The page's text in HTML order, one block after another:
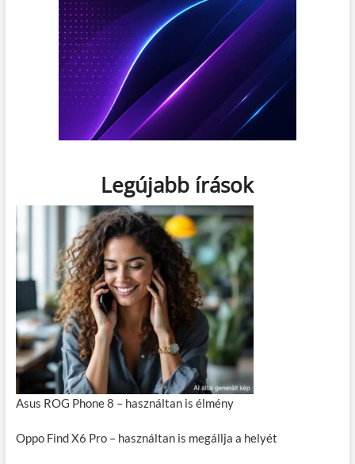
Legújabb írások
Asus ROG Phone 8 – használtan is élmény
Oppo Find X6 Pro – használtan is megállja a helyét